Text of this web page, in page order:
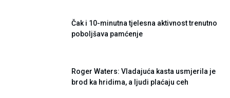
Čak i 10-minutna tjelesna aktivnost trenutno
poboljšava pamćenje
Roger Waters: Vladajuća kasta usmjerila je
brod ka hridima, a ljudi plaćaju ceh